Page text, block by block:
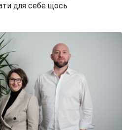
для себе щось